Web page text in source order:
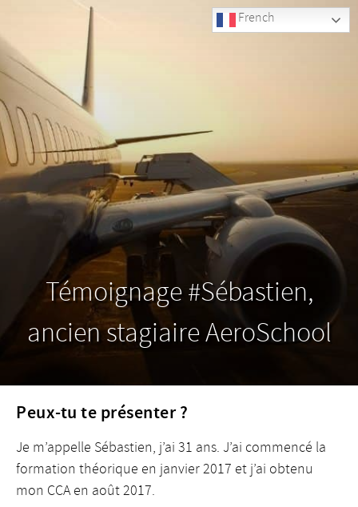
Témoignage #Sébastien,
ancien stagiaire AeroSchool
Peux-tu te présenter ?
Je m’appelle Sébastien, j’ai 31 ans. J’ai commencé la
formation théorique en janvier 2017 et j’ai obtenu
mon CCA en août 2017.
French